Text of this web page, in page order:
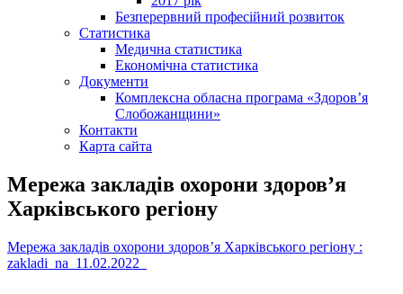
Безперервний професійний розвиток
Статистика
Медична статистика
Економічна статистика
Документи
Комплексна обласна програма «Здоров’я
Слобожанщини»
Контакти
Карта сайта
Мережа закладів охорони здоров’я
Харківського регіону
Мережа закладів охорони здоров’я Харківського регіону :
zakladi_na_11.02.2022_